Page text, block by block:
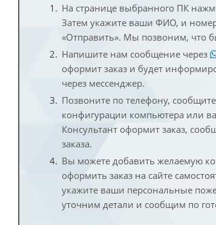
На странице выбранного ПК
Затем укажите ваши ФИО, и
«Отправить». Мы позвоним, что
Напишите нам сообщение через
оформит заказ и будет
через мессенджер.
Позвоните по телефону,
конфигурации компьютера или
Консультант оформит заказ,
заказа.
Вы можете добавить желаемую
оформить заказ на сайте
укажите ваши персональные
уточним детали и сообщим по